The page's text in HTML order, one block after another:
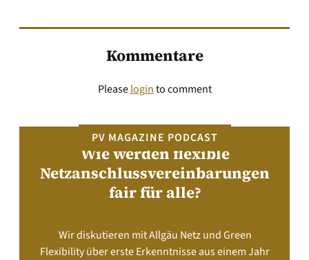
Kommentare
Pleaseloginto comment
PV MAGAZINE PODCAST
Wie werden flexible
Netzanschlussvereinbarungen
fair für alle?
Wir diskutieren mit Allgäu Netz und Green
Flexibility über erste Erkenntnisse aus einem Jahr